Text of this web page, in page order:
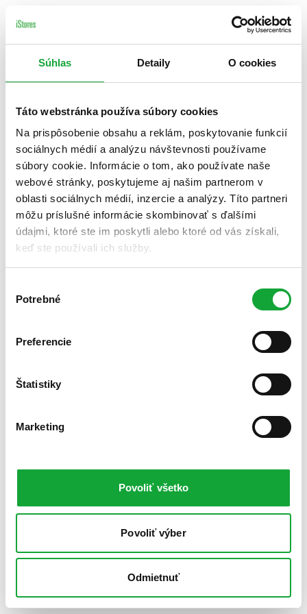
Súhlas Detaily O cookies
Táto webstránka používa súbory cookies
Na prispôsobenie obsahu a reklám, poskytovanie funkcií
sociálnych médií a analýzu návštevnosti používame
súbory cookie. Informácie o tom, ako používate naše
webové stránky, poskytujeme aj našim partnerom v
oblasti sociálnych médií, inzercie a analýzy. Títo partneri
môžu príslušné informácie skombinovať s ďalšími
údajmi, ktoré ste im poskytli alebo ktoré od vás získali,
keď ste používali ich služby.
súhlasu
Potrebné
Preferencie
Štatistiky
Marketing
Povoliť všetko
Povoliť výber
Odmietnuť